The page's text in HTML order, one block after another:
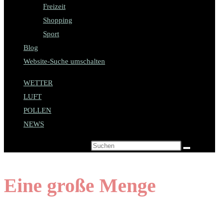
Freizeit
Shopping
Sport
Blog
Website-Suche umschalten
WETTER
LUFT
POLLEN
NEWS
Eine große Menge